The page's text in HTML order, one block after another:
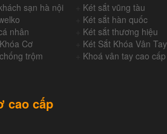
sạn hà nội Két sắt vũng tàu
Két sắt hàn quốc
nhân Két sắt thương hiệu
Cơ Két Sắt Khóa Vân Tay
trộm Khoá vân tay cao cấp
cao cấp